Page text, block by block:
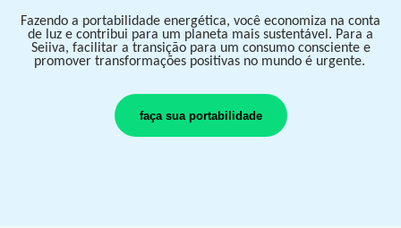
Fazendo a portabilidade energética, você economiza na conta
de luz e contribui para um planeta mais sustentável. Para a
Seiiva, facilitar a transição para um consumo consciente e
promover transformações positivas no mundo é urgente.
faça sua portabilidade